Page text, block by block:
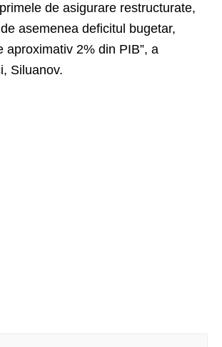
de asigurare restructurate,
asemenea deficitul bugetar,
aproximativ 2% din PIB”, a
Siluanov.